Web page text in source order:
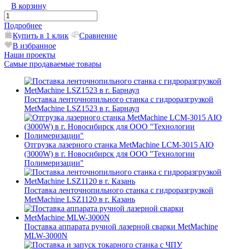
В корзину
Подробнее
Купить в 1 клик
Сравнение
В избранное
Наши проекты
Самые продаваемые товары
Поставка ленточнопильного станка c гидроразгрузкой
MetMachine LSZ1523 в г. Барнаул
Отгрузка лазерного станка MetMachine LCM-3015 AIO
(3000W) в г. Новосибирск для ООО "Технологии
Полимеризации"
Поставка ленточнопильного станка c гидроразгрузкой
MetMachine LSZ1120 в г. Казань
Поставка аппарата ручной лазерной сварки MetMachine
MLW-3000N